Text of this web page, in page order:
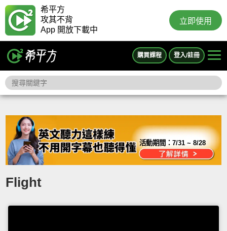
希平方
攻其不背
App 開放下載中
立即使用
購買課程 登入/註冊
活動期間：7/31 ~ 8/28
Flight